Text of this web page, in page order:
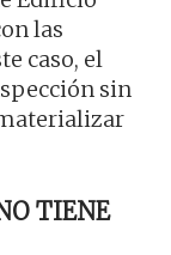
las
caso, el
sin
TIENE